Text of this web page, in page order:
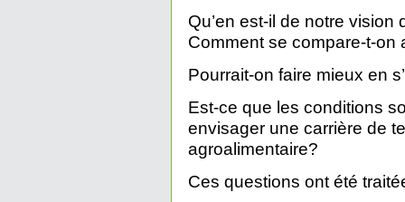
Qu’en est-il de notre
Comment se compare-t-
Pourrait-on faire mieux en
Est-ce que les conditions
envisager une carrière de
agroalimentaire?
Ces questions ont été